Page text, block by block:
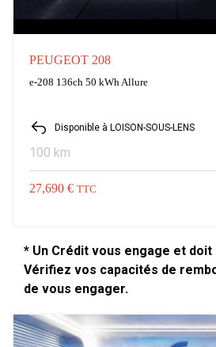
PEUGEOT 208
e-208 136ch 50 kWh Allure
Disponible à LOISON-SOUS-LENS
100 km
27,690 € TTC
* Un Crédit vous engage et
Vérifiez vos capacités de
de vous engager.